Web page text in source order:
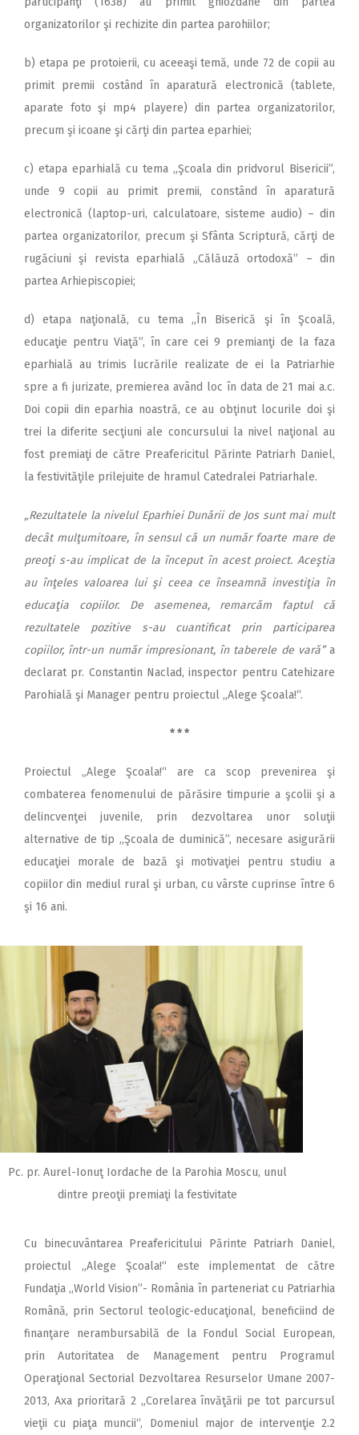
organizatorilor şi rechizite din partea parohiilor;
b) etapa pe protoierii, cu aceeaşi temă, unde 72 de copii au
primit premii costând în aparatură electronică (tablete,
aparate foto şi mp4 playere) din partea organizatorilor,
precum şi icoane şi cărţi din partea eparhiei;
c) etapa eparhială cu tema „Şcoala din pridvorul Bisericii”,
unde 9 copii au primit premii, constând în aparatură
electronică (laptop-uri, calculatoare, sisteme audio) – din
partea organizatorilor, precum şi Sfânta Scriptură, cărţi de
rugăciuni şi revista eparhială „Călăuză ortodoxă” – din
partea Arhiepiscopiei;
d) etapa naţională, cu tema „În Biserică şi în Şcoală,
educaţie pentru Viaţă”, în care cei 9 premianţi de la faza
eparhială au trimis lucrările realizate de ei la Patriarhie
spre a fi jurizate, premierea având loc în data de 21 mai a.c.
Doi copii din eparhia noastră, ce au obţinut locurile doi şi
trei la diferite secţiuni ale concursului la nivel naţional au
fost premiaţi de către Preafericitul Părinte Patriarh Daniel,
la festivităţile prilejuite de hramul Catedralei Patriarhale.
„Rezultatele la nivelul Eparhiei Dunării de Jos sunt mai mult
decât mulţumitoare, în sensul că un număr foarte mare de
preoţi s-au implicat de la început în acest proiect. Aceştia
au înţeles valoarea lui şi ceea ce înseamnă investiţia în
educaţia copiilor. De asemenea, remarcăm faptul că
rezultatele pozitive s-au cuantificat prin participarea
copiilor, într-un număr impresionant, în taberele de vară”a
declarat pr. Constantin Naclad, inspector pentru Catehizare
Parohială şi Manager pentru proiectul „Alege Şcoala!“.
* * *
Proiectul „Alege Şcoala!“ are ca scop prevenirea şi
combaterea fenomenului de părăsire timpurie a şcolii şi a
delincvenţei juvenile, prin dezvoltarea unor soluţii
alternative de tip „Şcoala de duminică”, necesare asigurării
educaţiei morale de bază şi motivaţiei pentru studiu a
copiilor din mediul rural şi urban, cu vârste cuprinse între 6
şi 16 ani.
Pc. pr. Aurel-Ionuţ Iordache de la Parohia Moscu, unul
dintre preoţii premiaţi la festivitate
Cu binecuvântarea Preafericitului Părinte Patriarh Daniel,
proiectul „Alege Şcoala!“ este implementat de către
Fundaţia ,,World Vision”- România în parteneriat cu Patriarhia
Română, prin Sectorul teologic-educaţional, beneficiind de
finanţare nerambursabilă de la Fondul Social European,
prin Autoritatea de Management pentru Programul
Operaţional Sectorial Dezvoltarea Resurselor Umane 2007-
2013, Axa prioritară 2 „Corelarea învăţării pe tot parcursul
vieţii cu piaţa muncii“, Domeniul major de intervenţie 2.2